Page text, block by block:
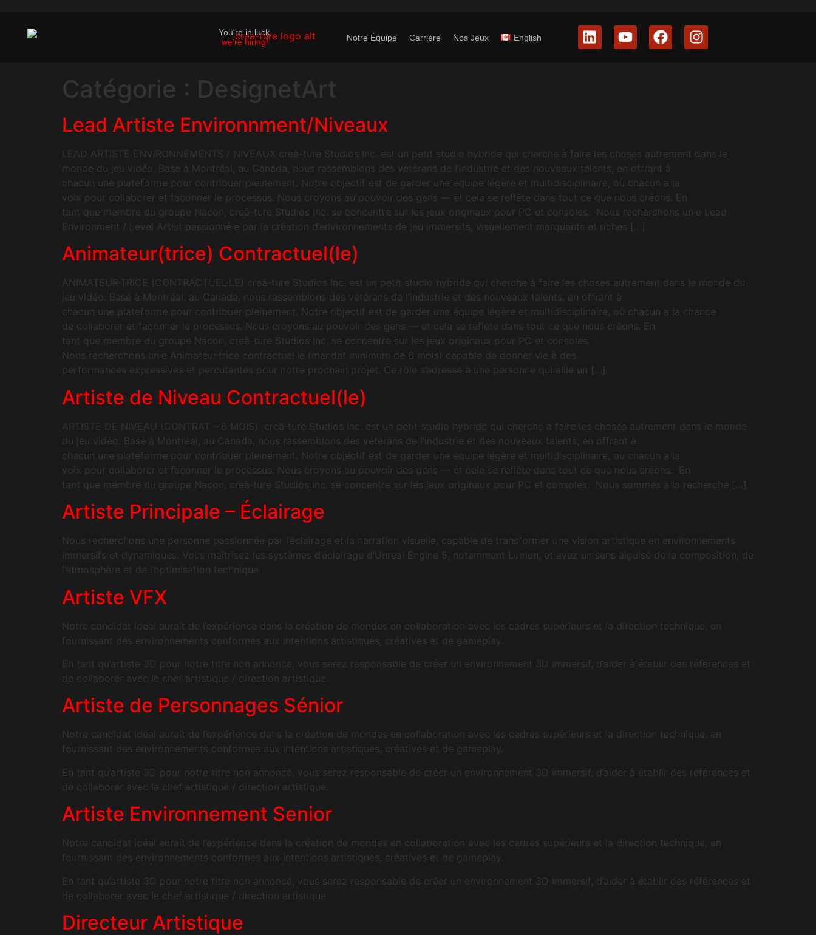
You're in luck,
we're hiring!
Notre Équipe Carrière Nos Jeux English
Catégorie : DesignetArt
Lead Artiste Environnment/Niveaux
LEAD ARTISTE ENVIRONNEMENTS / NIVEAUX creā-ture Studios Inc. est un petit studio hybride qui cherche à faire les choses autrement dans le
monde du jeu vidéo. Basé à Montréal, au Canada, nous rassemblons des vétérans de l’industrie et des nouveaux talents, en offrant à
chacun une plateforme pour contribuer pleinement. Notre objectif est de garder une équipe légère et multidisciplinaire, où chacun a la
voix pour collaborer et façonner le processus. Nous croyons au pouvoir des gens — et cela se reflète dans tout ce que nous créons. En
tant que membre du groupe Nacon, creā-ture Studios Inc. se concentre sur les jeux originaux pour PC et consoles. Nous recherchons un·e Lead
Environment / Level Artist passionné·e par la création d’environnements de jeu immersifs, visuellement marquants et riches […]
Animateur(trice) Contractuel(le)
ANIMATEUR·TRICE (CONTRACTUEL·LE) creā-ture Studios Inc. est un petit studio hybride qui cherche à faire les choses autrement dans le monde du
jeu vidéo. Basé à Montréal, au Canada, nous rassemblons des vétérans de l’industrie et des nouveaux talents, en offrant à
chacun une plateforme pour contribuer pleinement. Notre objectif est de garder une équipe légère et multidisciplinaire, où chacun a la chance
de collaborer et façonner le processus. Nous croyons au pouvoir des gens — et cela se reflète dans tout ce que nous créons. En
tant que membre du groupe Nacon, creā-ture Studios Inc. se concentre sur les jeux originaux pour PC et consoles.
Nous recherchons un·e Animateur·trice contractuel·le (mandat minimum de 6 mois) capable de donner vie à des
performances expressives et percutantes pour notre prochain projet. Ce rôle s’adresse à une personne qui allie un […]
Artiste de Niveau Contractuel(le)
ARTISTE DE NIVEAU (CONTRAT – 6 MOIS) creā‑ture Studios Inc. est un petit studio hybride qui cherche à faire les choses autrement dans le monde
du jeu vidéo. Basé à Montréal, au Canada, nous rassemblons des vétérans de l’industrie et des nouveaux talents, en offrant à
chacun une plateforme pour contribuer pleinement. Notre objectif est de garder une équipe légère et multidisciplinaire, où chacun a la
voix pour collaborer et façonner le processus. Nous croyons au pouvoir des gens — et cela se reflète dans tout ce que nous créons. En
tant que membre du groupe Nacon, creā‑ture Studios Inc. se concentre sur les jeux originaux pour PC et consoles. Nous sommes à la recherche […]
Artiste Principale – Éclairage
Nous recherchons une personne passionnée par l’éclairage et la narration visuelle, capable de transformer une vision artistique en environnements
immersifs et dynamiques. Vous maîtrisez les systèmes d’éclairage d’Unreal Engine 5, notamment Lumen, et avez un sens aiguisé de la composition, de
l’atmosphère et de l’optimisation technique.
Artiste VFX
Notre candidat idéal aurait de l’expérience dans la création de mondes en collaboration avec les cadres supérieurs et la direction technique, en
fournissant des environnements conformes aux intentions artistiques, créatives et de gameplay.
En tant qu’artiste 3D pour notre titre non annoncé, vous serez responsable de créer un environnement 3D immersif, d’aider à établir des références et
de collaborer avec le chef artistique / direction artistique.
Artiste de Personnages Sénior
Notre candidat idéal aurait de l’expérience dans la création de mondes en collaboration avec les cadres supérieurs et la direction technique, en
fournissant des environnements conformes aux intentions artistiques, créatives et de gameplay.
En tant qu’artiste 3D pour notre titre non annoncé, vous serez responsable de créer un environnement 3D immersif, d’aider à établir des références et
de collaborer avec le chef artistique / direction artistique.
Artiste Environnement Senior
Notre candidat idéal aurait de l’expérience dans la création de mondes en collaboration avec les cadres supérieurs et la direction technique, en
fournissant des environnements conformes aux intentions artistiques, créatives et de gameplay.
En tant qu’artiste 3D pour notre titre non annoncé, vous serez responsable de créer un environnement 3D immersif, d’aider à établir des références et
de collaborer avec le chef artistique / direction artistique.
Directeur Artistique